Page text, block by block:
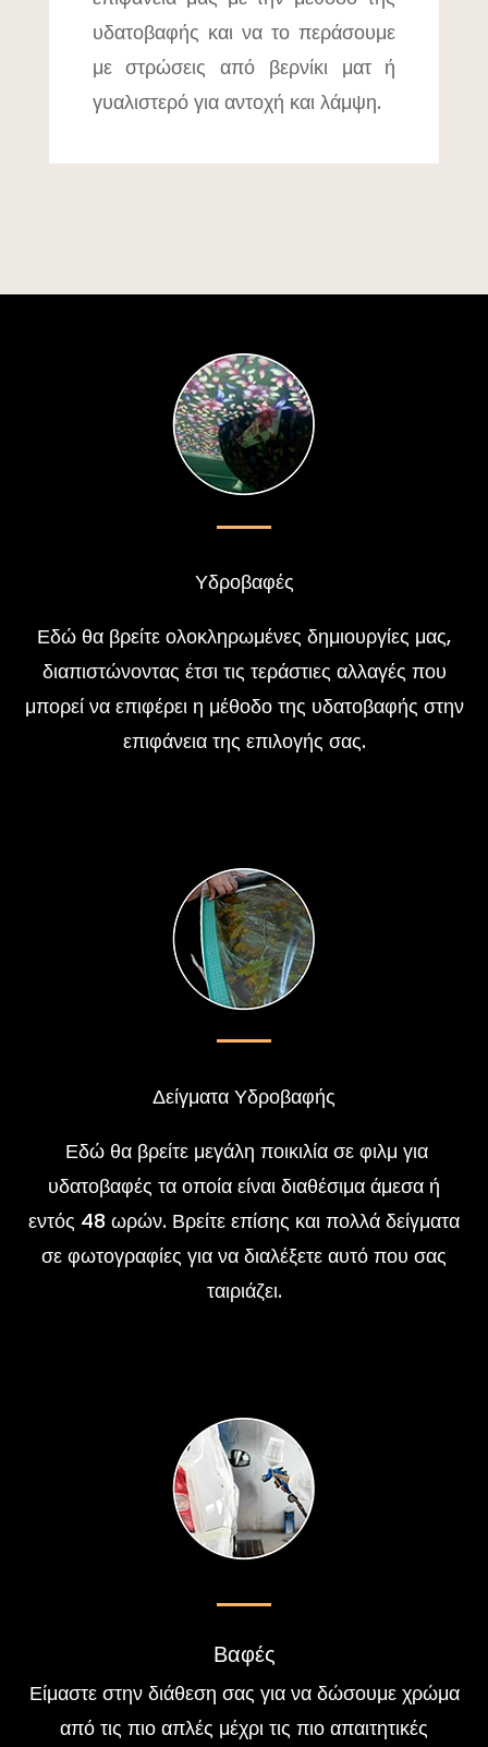
υδατοβαφής και να το περάσουμε
με στρώσεις από βερνίκι ματ ή
γυαλιστερό για αντοχή και λάμψη.
Υδροβαφές
Εδώ θα βρείτε ολοκληρωμένες δημιουργίες μας,
διαπιστώνοντας έτσι τις τεράστιες αλλαγές που
μπορεί να επιφέρει η μέθοδο της υδατοβαφής στην
επιφάνεια της επιλογής σας.
Δείγματα Υδροβαφής
Εδώ θα βρείτε μεγάλη ποικιλία σε φιλμ για
υδατοβαφές τα οποία είναι διαθέσιμα άμεσα ή
εντός 48 ωρών. Βρείτε επίσης και πολλά δείγματα
σε φωτογραφίες για να διαλέξετε αυτό που σας
ταιριάζει.
Βαφές
Είμαστε στην διάθεση σας για να δώσουμε χρώμα
από τις πιο απλές μέχρι τις πιο απαιτητικές